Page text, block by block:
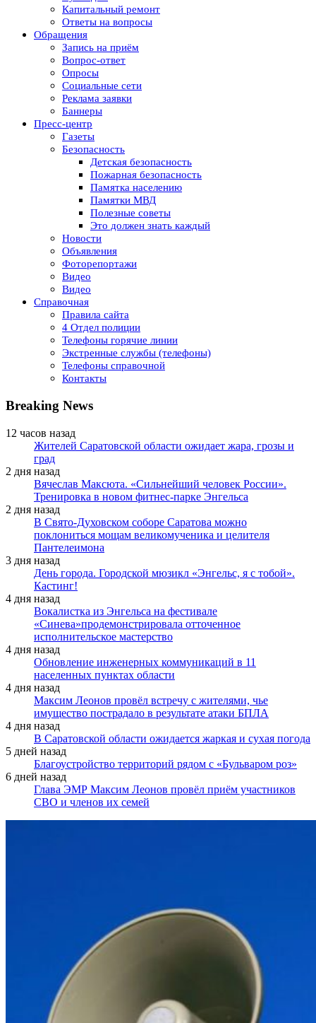
Капитальный ремонт
Ответы на вопросы
Обращения
Запись на приём
Вопрос-ответ
Опросы
Социальные сети
Реклама заявки
Баннеры
Пресс-центр
Газеты
Безопасность
Детская безопасность
Пожарная безопасность
Памятка населению
Памятки МВД
Полезные советы
Это должен знать каждый
Новости
Объявления
Фоторепортажи
Видео
Видео
Справочная
Правила сайта
4 Отдел полиции
Телефоны горячие линии
Экстренные службы (телефоны)
Телефоны справочной
Контакты
Breaking News
12 часов назад
Жителей Саратовской области ожидает жара, грозы и
град
2 дня назад
Вячеслав Максюта. «Сильнейший человек России».
Тренировка в новом фитнес-парке Энгельса
2 дня назад
В Свято-Духовском соборе Саратова можно
поклониться мощам великомученика и целителя
Пантелеимона
3 дня назад
День города. Городской мюзикл «Энгельс, я с тобой».
Кастинг!
4 дня назад
Вокалистка из Энгельса на фестивале
«Синева»продемонстрировала отточенное
исполнительское мастерство
4 дня назад
Обновление инженерных коммуникаций в 11
населенных пунктах области
4 дня назад
Максим Леонов провёл встречу с жителями, чье
имущество пострадало в результате атаки БПЛА
4 дня назад
В Саратовской области ожидается жаркая и сухая погода
5 дней назад
Благоустройство территорий рядом с «Бульваром роз»
6 дней назад
Глава ЭМР Максим Леонов провёл приём участников
СВО и членов их семей